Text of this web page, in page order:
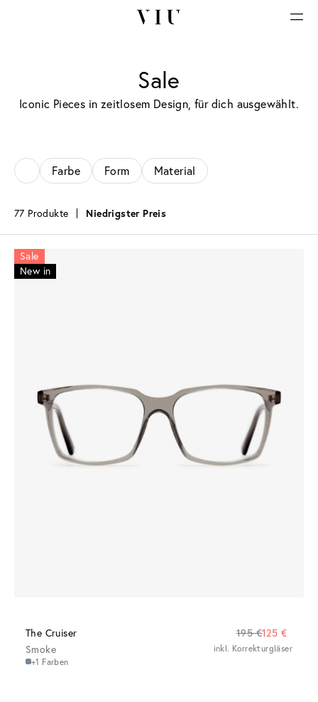
Sale
Iconic Pieces in zeitlosem Design, für dich ausgewählt.
Farbe Form Material
77 Produkte Niedrigster Preis
Sale
New in
The Cruiser 195 €125 €
Smoke
+1 Farben
inkl. Korrekturgläser